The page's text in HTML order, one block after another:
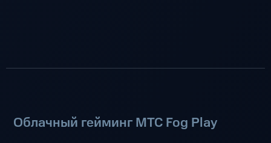
Облачный гейминг МТС Fog Play